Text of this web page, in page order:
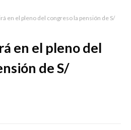
en el pleno del congreso la pensión de S/
en el pleno del
de S/